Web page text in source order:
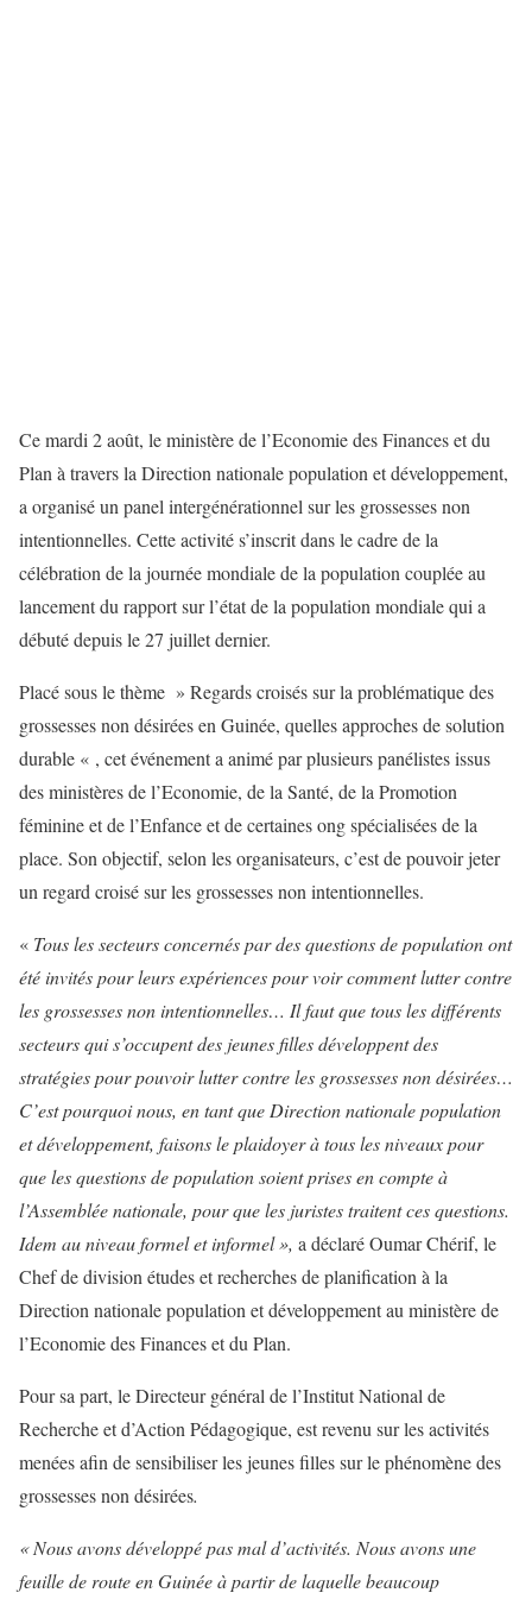
Ce mardi 2 août, le ministère de l’Economie des Finances et du
Plan à travers la Direction nationale population et développement,
a organisé un panel intergénérationnel sur les grossesses non
intentionnelles. Cette activité s’inscrit dans le cadre de la
célébration de la journée mondiale de la population couplée au
lancement du rapport sur l’état de la population mondiale qui a
débuté depuis le 27 juillet dernier.
Placé sous le thème » Regards croisés sur la problématique des
grossesses non désirées en Guinée, quelles approches de solution
durable « , cet événement a animé par plusieurs panélistes issus
des ministères de l’Economie, de la Santé, de la Promotion
féminine et de l’Enfance et de certaines ong spécialisées de la
place. Son objectif, selon les organisateurs, c’est de pouvoir jeter
un regard croisé sur les grossesses non intentionnelles.
« Tous les secteurs concernés par des questions de population ont
été invités pour leurs expériences pour voir comment lutter contre
les grossesses non intentionnelles… Il faut que tous les différents
secteurs qui s’occupent des jeunes filles développent des
stratégies pour pouvoir lutter contre les grossesses non désirées…
C’est pourquoi nous, en tant que Direction nationale population
et développement, faisons le plaidoyer à tous les niveaux pour
que les questions de population soient prises en compte à
l’Assemblée nationale, pour que les juristes traitent ces questions.
Idem au niveau formel et informel », a déclaré Oumar Chérif, le
Chef de division études et recherches de planification à la
Direction nationale population et développement au ministère de
l’Economie des Finances et du Plan.
Pour sa part, le Directeur général de l’Institut National de
Recherche et d’Action Pédagogique, est revenu sur les activités
menées afin de sensibiliser les jeunes filles sur le phénomène des
grossesses non désirées.
« Nous avons développé pas mal d’activités. Nous avons une
feuille de route en Guinée à partir de laquelle beaucoup